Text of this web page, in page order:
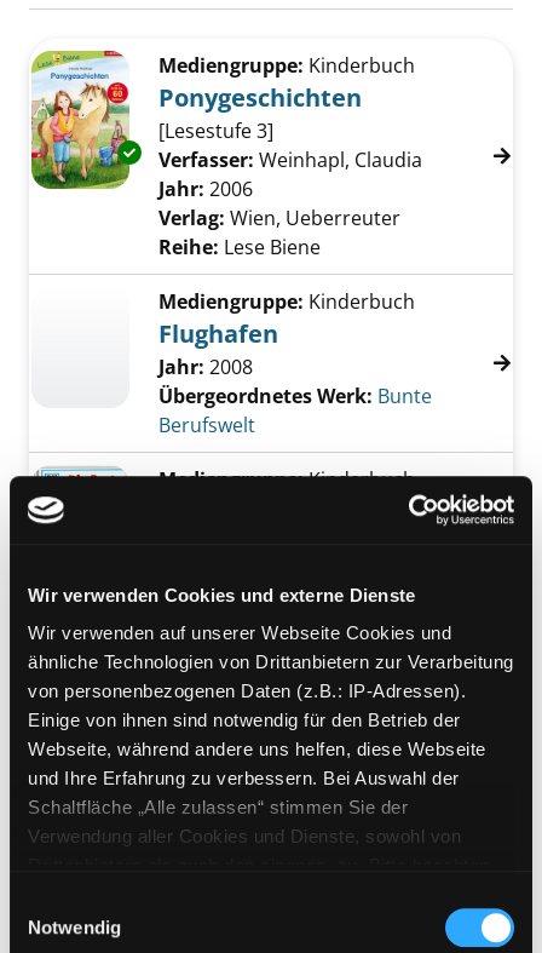
Wir verwenden Cookies und externe Dienste
Wir verwenden auf unserer Webseite Cookies und
ähnliche Technologien von Drittanbietern zur Verarbeitung
von personenbezogenen Daten (z.B.: IP-Adressen).
Einige von ihnen sind notwendig für den Betrieb der
Webseite, während andere uns helfen, diese Webseite
und Ihre Erfahrung zu verbessern. Bei Auswahl der
Schaltfläche „Alle zulassen“ stimmen Sie der
Verwendung aller Cookies und Dienste, sowohl von
Cookies von Drittanbietern, eine Verarbeitung in
Notwendig
Zu den Suchfiltern springen
Exemplar-Details von Ponygeschichten
Mediengruppe: Kinderbuch
Ponygeschichten
[Lesestufe 3]
Verfasser: Weinhapl, Claudia Suche
Jahr: 2006
Verlag: Wien, Ueberreuter
Reihe: Lese Biene
Mediengruppe: Kinderbuch
Flughafen
Jahr: 2008
Übergeordnetes Werk: Bunte
Berufswelt
Mediengruppe:Kinderbuch
Reihe:Was ist was Junior; 15
Exemplar-Details von Flughafen anzeigen
Mediengruppe:Kinderbuch
Flughafen
Suche nach diesem Verfasser
Jahr: 2008
Verlag:Hamburg, Neuer Tessloff
Reihe:Was ist was Junior
Mediengruppe:Kinderbuch
Hamburg, Neuer Tessloff